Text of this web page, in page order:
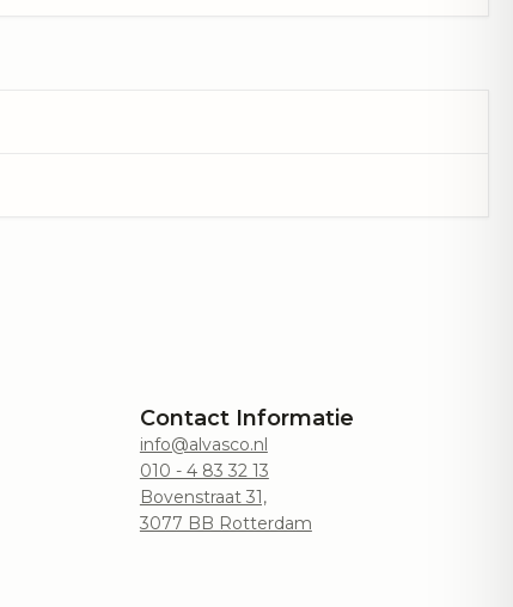
Contact Informatie
info@alvasco.nl
010 - 4 83 32 13
Bovenstraat 31,
3077 BB Rotterdam